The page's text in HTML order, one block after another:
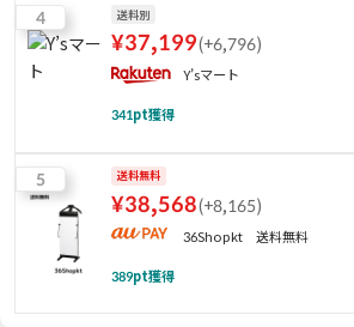
4 送料別
¥37,199(+6,796)
Y’sマート
341pt獲得
5 送料無料
¥38,568(+8,165)
36Shopkt 送料無料
389pt獲得